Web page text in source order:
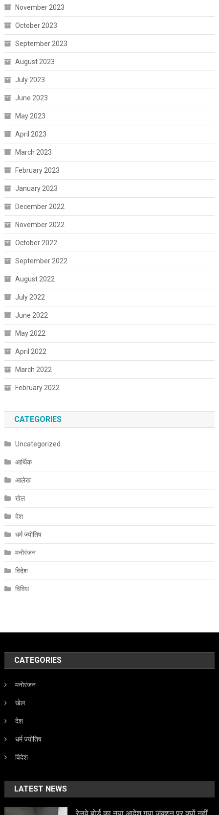
November 2023
October 2023
September 2023
August 2023
July 2023
June 2023
May 2023
April 2023
March 2023
February 2023
January 2023
December 2022
November 2022
October 2022
September 2022
August 2022
July 2022
June 2022
May 2022
April 2022
March 2022
February 2022
CATEGORIES
Uncategorized
आर्थिक
आलेख
खेल
देश
धर्म ज्योतिष
मनोरंजन
विदेश
विविध
CATEGORIES
मनोरंजन
खेल
देश
धर्म ज्योतिष
विदेश
LATEST NEWS